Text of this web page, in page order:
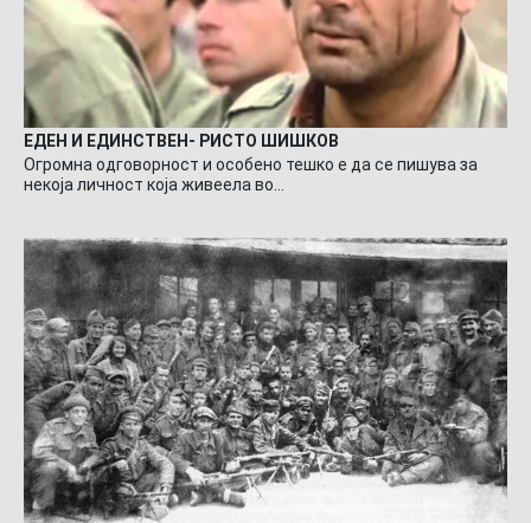
ЕДЕН И ЕДИНСТВЕН- РИСТО ШИШКОВ
Огромна одговорност и особено тешко е да се пишува за
некоја личност која живеела во…